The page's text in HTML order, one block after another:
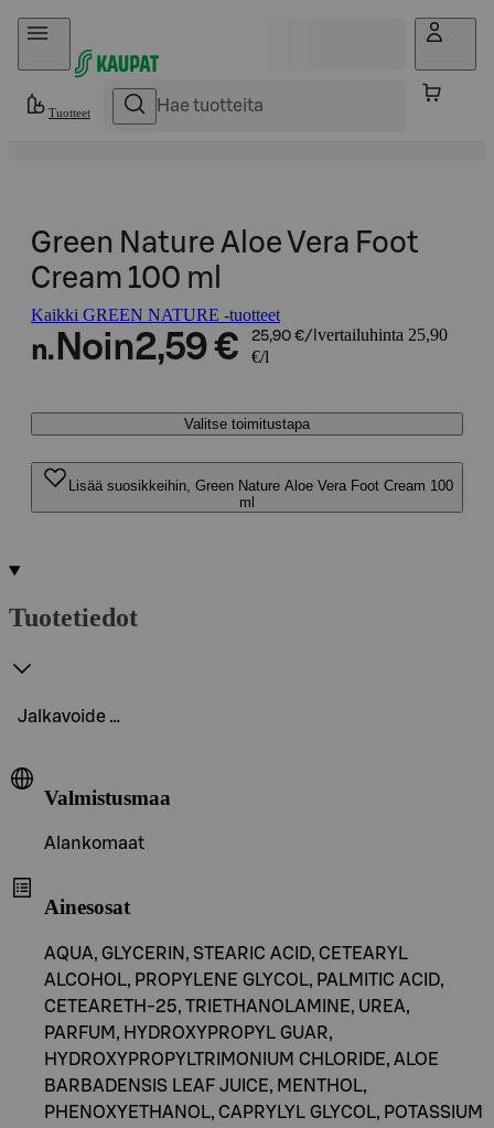
Hyppää sisältöön
Tuotteet
Green Nature Aloe Vera Foot
Cream 100 ml
Kaikki GREEN NATURE -tuotteet
n. Noin2,59 € 25,90 €/l vertailuhinta 25,90
€/l
Valitse toimitustapa
Lisää suosikkeihin, Green Nature Aloe Vera Foot Cream 100
ml
Tuotetiedot
Jalkavoide …
Valmistusmaa
Alankomaat
Ainesosat
AQUA, GLYCERIN, STEARIC ACID, CETEARYL
ALCOHOL, PROPYLENE GLYCOL, PALMITIC ACID,
CETEARETH-25, TRIETHANOLAMINE, UREA,
PARFUM, HYDROXYPROPYL GUAR,
HYDROXYPROPYLTRIMONIUM CHLORIDE, ALOE
BARBADENSIS LEAF JUICE, MENTHOL,
PHENOXYETHANOL, CAPRYLYL GLYCOL, POTASSIUM